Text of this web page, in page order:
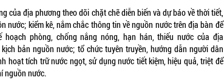
của địa phương theo dõi chặt chẽ diễn biến và dự báo về thời tiết,
nước; kiểm kê, nắm chắc thông tin về nguồn nước trên địa bàn để
hoạch phòng, chống nắng nóng, hạn hán, thiếu nước của địa
bản nguồn nước; tổ chức tuyên truyền, hướng dẫn người dân
hoạt tích trữ nước ngọt, sử dụng nước tiết kiệm, hiệu quả, triệt để
nguồn nước.